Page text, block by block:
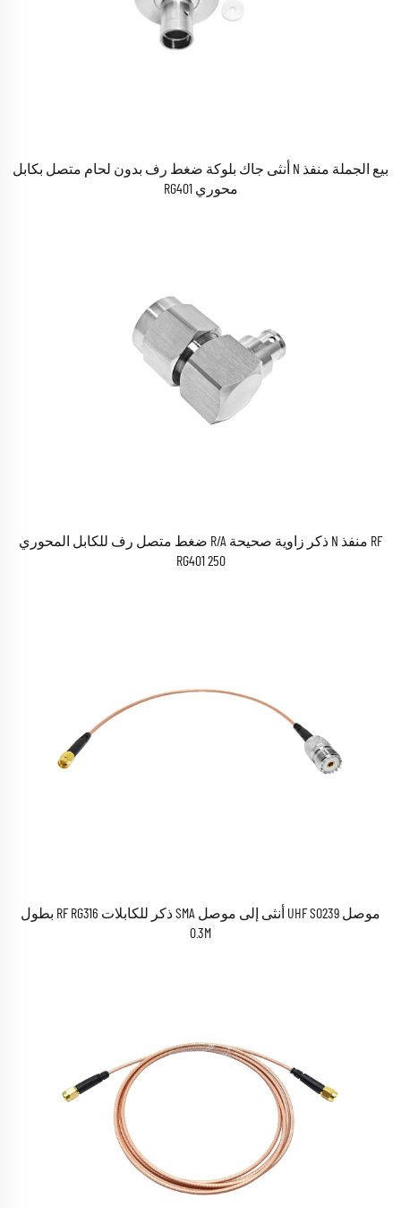
بيع الجملة منفذ N أنثى جاك بلوكة ضغط رف بدون لحام متصل بكابل
محوري RG401
RF منفذ N ذكر زاوية صحيحة R/A ضغط متصل رف للكابل المحوري
RG401 250
موصل UHF SO239 أنثى إلى موصل SMA ذكر للكابلات RF RG316 بطول
0.3M